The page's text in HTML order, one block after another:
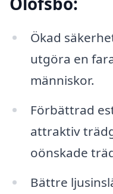
Ökad
utgöra en
människor.
Förbättrad
attraktiv
oönskade
Bättre